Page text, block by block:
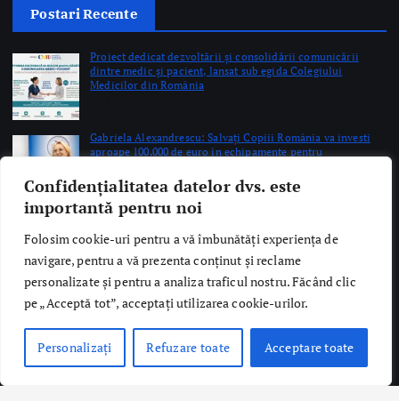
Confidențialitatea datelor dvs. este
importantă pentru noi
Folosim cookie-uri pentru a vă îmbunătăți experiența de
navigare, pentru a vă prezenta conținut și reclame
personalizate și pentru a analiza traficul nostru. Făcând clic
pe „Acceptă tot”, acceptați utilizarea cookie-urilor.
Personalizați Refuzare toate Acceptare toate
Postari Recente
Proiect dedicat dezvoltării și consolidării comunicării
dintre medic și pacient, lansat sub egida Colegiului
Medicilor din România
Gabriela Alexandrescu: Salvați Copiii România va investi
aproape 100.000 de euro în echipamente pentru
by Briana Teodorescu
Bucharest Breast Meeting 2026 reunește la București experți
internaționali în chirurgia sânului, tratamentul cancerului
mamar și reconstrucția mamară
by Mateescu Cristi
Copyright © 2026 Ro Health Review | Powered bySănătatea Press